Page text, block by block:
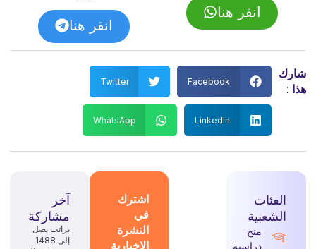
انقر هنا
انقر هنا
شارك
هذا :
Facebook
Twitter
LinkedIn
WhatsApp
الفئات
الشعبية
منح
دراسية
اشترك
في
النشرة
الإخبارية
آخر
مشاركة
براتب يصل
إلى 1488